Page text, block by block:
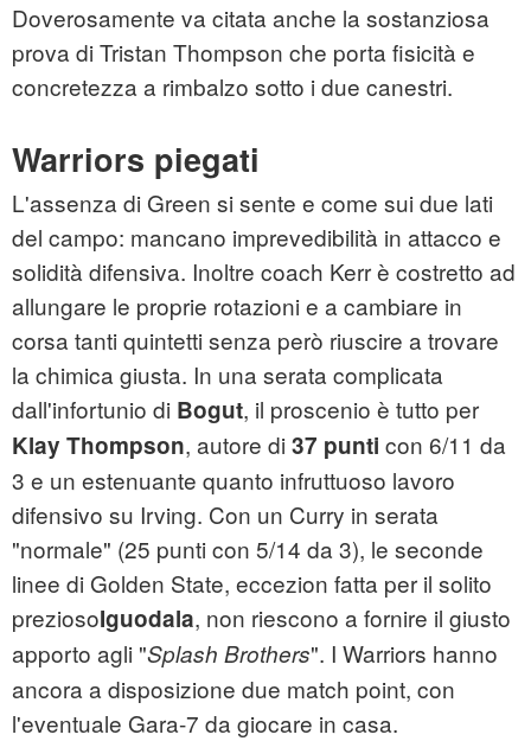
Doverosamente va citata anche la sostanziosa
prova di Tristan Thompson che porta fisicità e
concretezza a rimbalzo sotto i due canestri.
Warriors piegati
L'assenza di Green si sente e come sui due lati
del campo: mancano imprevedibilità in attacco e
solidità difensiva. Inoltre coach Kerr è costretto ad
allungare le proprie rotazioni e a cambiare in
corsa tanti quintetti senza però riuscire a trovare
la chimica giusta. In una serata complicata
dall'infortunio di Bogut, il proscenio è tutto per
Klay Thompson, autore di 37 punti con 6/11 da
3 e un estenuante quanto infruttuoso lavoro
difensivo su Irving. Con un Curry in serata
"normale" (25 punti con 5/14 da 3), le seconde
linee di Golden State, eccezion fatta per il solito
preziosoIguodala, non riescono a fornire il giusto
apporto agli "Splash Brothers". I Warriors hanno
ancora a disposizione due match point, con
l'eventuale Gara-7 da giocare in casa.